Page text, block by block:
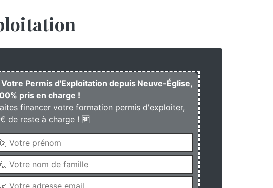
Votre Permis d'Exploitation depuis Neuve-Église,
pris en charge !
financer votre formation permis d'exploiter,
de reste à charge ! 🆓